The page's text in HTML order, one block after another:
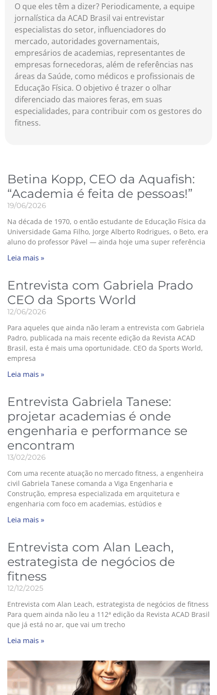
O que eles têm a dizer? Periodicamente, a equipe
jornalística da ACAD Brasil vai entrevistar
especialistas do setor, influenciadores do
mercado, autoridades governamentais,
empresários de academias, representantes de
empresas fornecedoras, além de referências nas
áreas da Saúde, como médicos e profissionais de
Educação Física. O objetivo é trazer o olhar
diferenciado das maiores feras, em suas
especialidades, para contribuir com os gestores do
fitness.
Betina Kopp, CEO da Aquafish:
“Academia é feita de pessoas!”
19/06/2026
Na década de 1970, o então estudante de Educação Física da
Universidade Gama Filho, Jorge Alberto Rodrigues, o Beto, era
aluno do professor Pável — ainda hoje uma super referência
Leia mais »
Entrevista com Gabriela Prado
CEO da Sports World
12/06/2026
Para aqueles que ainda não leram a entrevista com Gabriela
Padro, publicada na mais recente edição da Revista ACAD
Brasil, esta é mais uma oportunidade. CEO da Sports World,
empresa
Leia mais »
Entrevista Gabriela Tanese:
projetar academias é onde
engenharia e performance se
encontram
13/02/2026
Com uma recente atuação no mercado fitness, a engenheira
civil Gabriela Tanese comanda a Viga Engenharia e
Construção, empresa especializada em arquitetura e
engenharia com foco em academias, estúdios e
Leia mais »
Entrevista com Alan Leach,
estrategista de negócios de
fitness
12/12/2025
Entrevista com Alan Leach, estrategista de negócios de fitness
Para quem ainda não leu a 112ª edição da Revista ACAD Brasil
que já está no ar, que vai um trecho
Leia mais »